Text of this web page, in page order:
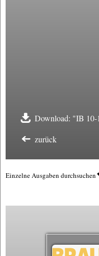
Download: "IB 10-
zurück
Einzelne Ausgaben durchsuchen